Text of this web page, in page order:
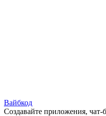
Вайбкод
Создавайте приложения,